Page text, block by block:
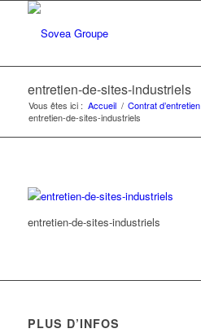
entretien-de-sites-industriels
Vous êtes ici : Accueil / Contrat d’entretien
entretien-de-sites-industriels
entretien-de-sites-industriels
PLUS D’INFOS